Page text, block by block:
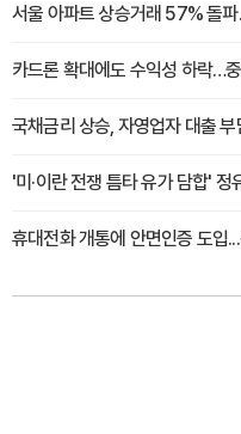
서울 아파트 상승거래 57% 돌
카드론 확대에도 수익성 하락…
국채금리 상승, 자영업자 대출 부
'미·이란 전쟁 틈타 유가 담합'
휴대전화 개통에 안면인증 도입